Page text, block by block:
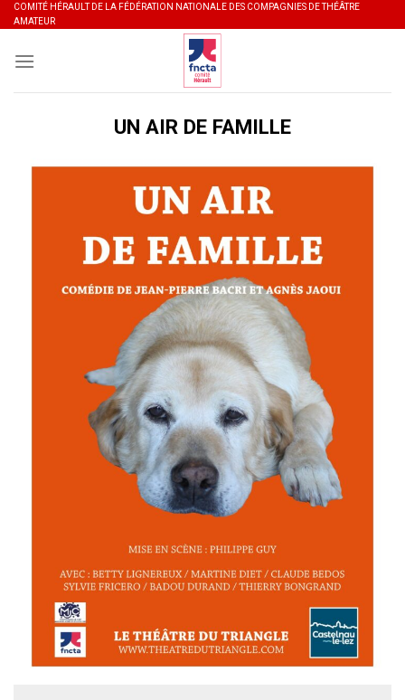
Skip
to
content
COMITÉ HÉRAULT DE LA FÉDÉRATION NATIONALE DES COMPAGNIES DE THÉÂTRE
AMATEUR
UN AIR DE FAMILLE